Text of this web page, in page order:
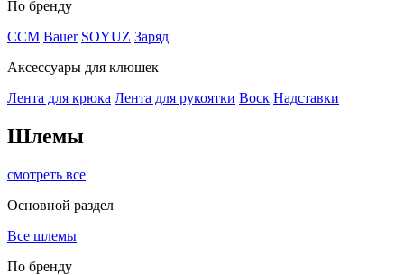
По бренду
CCM Bauer SOYUZ Заряд
Аксессуары для клюшек
Лента для крюка Лента для рукоятки Воск Надставки
Шлемы
смотреть все
Основной раздел
Все шлемы
По бренду